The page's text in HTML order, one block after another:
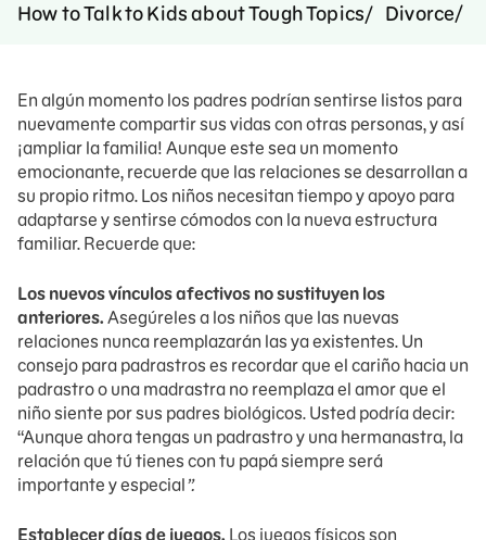
How to Talk to Kids about Tough Topics Divorce
En algún momento los padres podrían sentirse listos para
nuevamente compartir sus vidas con otras personas, y así
¡ampliar la familia! Aunque este sea un momento
emocionante, recuerde que las relaciones se desarrollan a
su propio ritmo. Los niños necesitan tiempo y apoyo para
adaptarse y sentirse cómodos con la nueva estructura
familiar. Recuerde que:
Los nuevos vínculos afectivos no sustituyen los
anteriores. Asegúreles a los niños que las nuevas
relaciones nunca reemplazarán las ya existentes. Un
consejo para padrastros es recordar que el cariño hacia un
padrastro o una madrastra no reemplaza el amor que el
niño siente por sus padres biológicos. Usted podría decir:
“Aunque ahora tengas un padrastro y una hermanastra, la
relación que tú tienes con tu papá siempre será
importante y especial”.
Establecer días de juegos. Los juegos físicos son